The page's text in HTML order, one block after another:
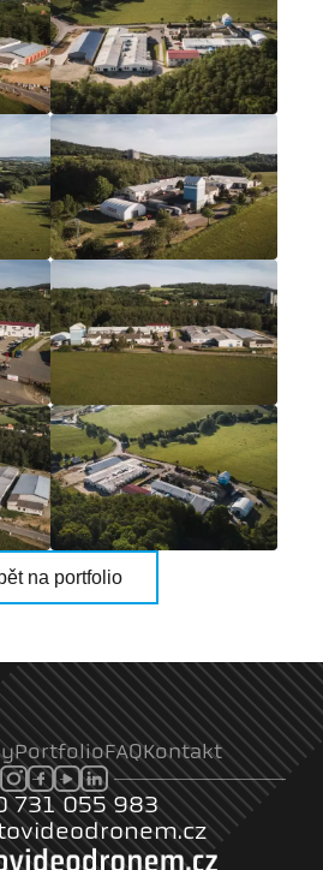
na portfolio
PortfolioFAQKontakt
731 055 983